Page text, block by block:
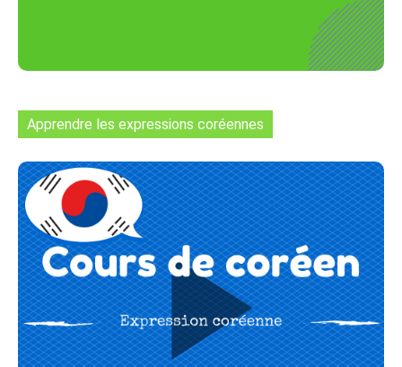
Apprendre les expressions coréennes